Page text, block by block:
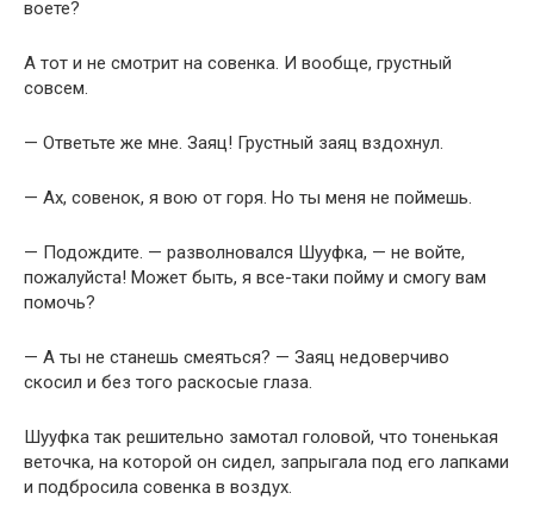
воете?
А тот и не смотрит на совенка. И вообще, грустный
совсем.
— Ответьте же мне. Заяц! Грустный заяц вздохнул.
— Ах, совенок, я вою от горя. Но ты меня не поймешь.
— Подождите. — разволновался Шууфка, — не войте,
пожалуйста! Может быть, я все-таки пойму и смогу вам
помочь?
— А ты не станешь смеяться? — Заяц недоверчиво
скосил и без того раскосые глаза.
Шууфка так решительно замотал головой, что тоненькая
веточка, на которой он сидел, запрыгала под его лапками
и подбросила совенка в воздух.